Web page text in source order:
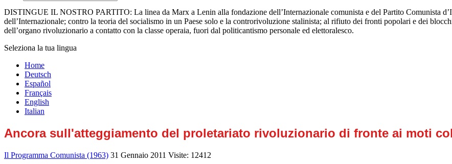
DISTINGUE IL NOSTRO PARTITO: La linea da Marx a Lenin alla fondazione dell’Internazionale comunista e del Partito Comunista
dell’Internazionale; contro la teoria del socialismo in un Paese solo e la controrivoluzione stalinista; al rifiuto dei fronti popolari e dei
dell’organo rivoluzionario a contatto con la classe operaia, fuori dal politicantismo personale ed elettoralesco.
Seleziona la tua lingua
Home
Deutsch
Español
Français
English
Italian
Ancora sull'atteggiamento del proletariato rivoluzionario di fronte ai moti
Il Programma Comunista (1963) 31 Gennaio 2011 Visite: 12412